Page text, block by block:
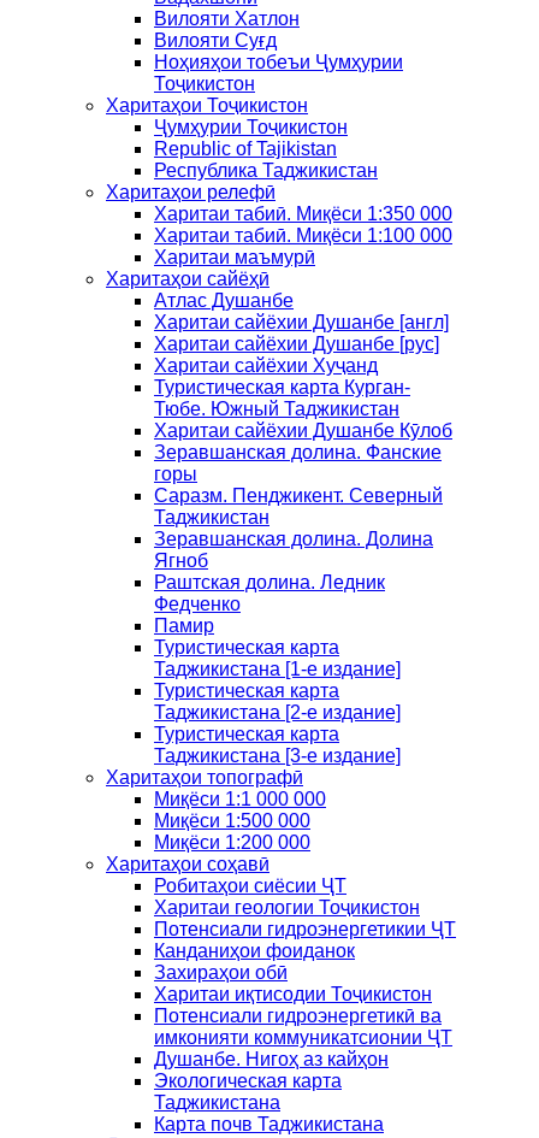
Вилояти Хатлон
Вилояти Суғд
Ноҳияҳои тобеъи Ҷумҳурии
Тоҷикистон
Харитаҳои Тоҷикистон
Ҷумҳурии Тоҷикистон
Republic of Tajikistan
Республика Таджикистан
Харитаҳои релефӣ
Харитаи табиӣ. Миқёси 1:350 000
Харитаи табиӣ. Миқёси 1:100 000
Харитаи маъмурӣ
Харитаҳои сайёҳӣ
Атлас Душанбе
Харитаи сайёхии Душанбе [англ]
Харитаи сайёхии Душанбе [рус]
Харитаи сайёхии Хуҷанд
Туристическая карта Курган-
Тюбе. Южный Таджикистан
Харитаи сайёхии Душанбе Кӯлоб
Зеравшанская долина. Фанские
горы
Саразм. Пенджикент. Северный
Таджикистан
Зеравшанская долина. Долина
Ягноб
Раштская долина. Ледник
Федченко
Памир
Туристическая карта
Таджикистана [1-е издание]
Туристическая карта
Таджикистана [2-е издание]
Туристическая карта
Таджикистана [3-е издание]
Харитаҳои топографӣ
Миқёси 1:1 000 000
Миқёси 1:500 000
Миқёси 1:200 000
Харитаҳои соҳавӣ
Робитаҳои сиёсии ҶТ
Харитаи геологии Тоҷикистон
Потенсиали гидроэнергетикии ҶТ
Канданиҳои фоиданок
Захираҳои обӣ
Харитаи иқтисодии Тоҷикистон
Потенсиали гидроэнергетикӣ ва
имконияти коммуникатсионии ҶТ
Душанбе. Нигоҳ аз кайҳон
Экологическая карта
Таджикистана
Карта почв Таджикистана